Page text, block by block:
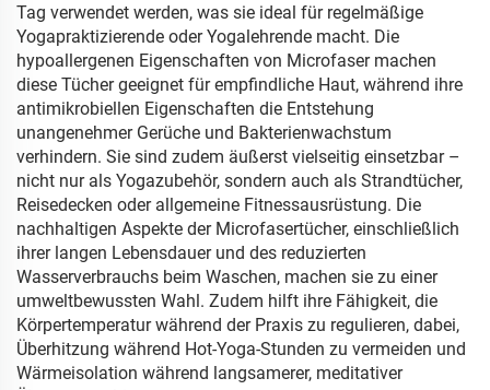
Tag verwendet werden, was sie ideal für regelmäßige
Yogapraktizierende oder Yogalehrende macht. Die
hypoallergenen Eigenschaften von Microfaser machen
diese Tücher geeignet für empfindliche Haut, während ihre
antimikrobiellen Eigenschaften die Entstehung
unangenehmer Gerüche und Bakterienwachstum
verhindern. Sie sind zudem äußerst vielseitig einsetzbar –
nicht nur als Yogazubehör, sondern auch als Strandtücher,
Reisedecken oder allgemeine Fitnessausrüstung. Die
nachhaltigen Aspekte der Microfasertücher, einschließlich
ihrer langen Lebensdauer und des reduzierten
Wasserverbrauchs beim Waschen, machen sie zu einer
umweltbewussten Wahl. Zudem hilft ihre Fähigkeit, die
Körpertemperatur während der Praxis zu regulieren, dabei,
Überhitzung während Hot-Yoga-Stunden zu vermeiden und
Wärmeisolation während langsamerer, meditativer